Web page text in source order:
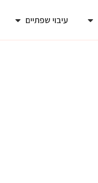
עיבוי שפתיים